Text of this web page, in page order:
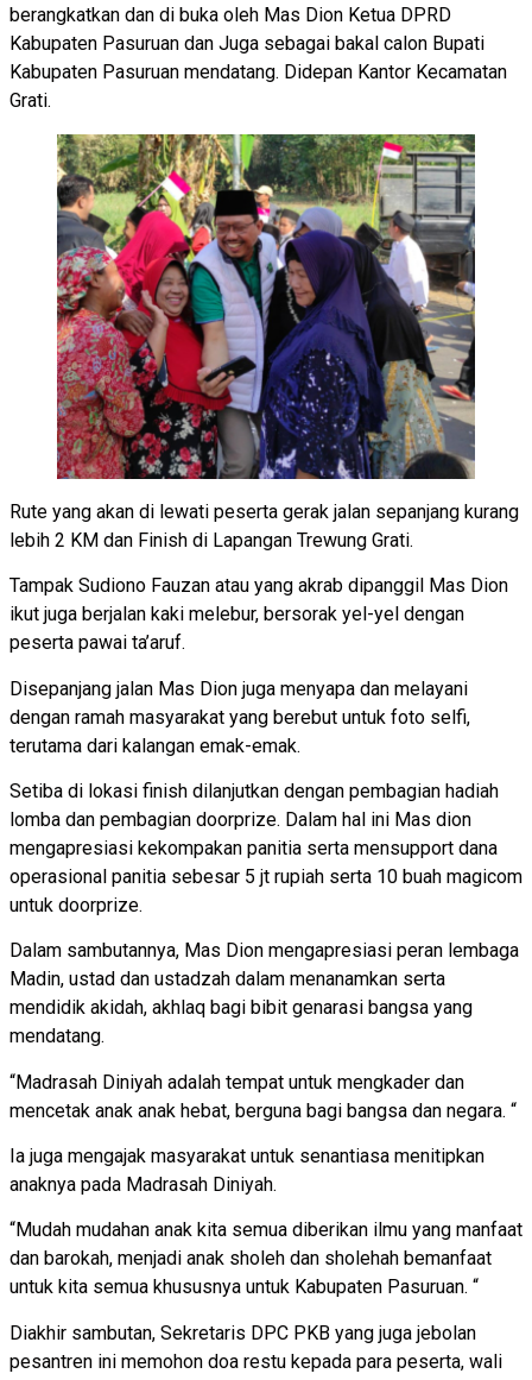
berangkatkan dan di buka oleh Mas Dion Ketua DPRD
Kabupaten Pasuruan dan Juga sebagai bakal calon Bupati
Kabupaten Pasuruan mendatang. Didepan Kantor Kecamatan
Grati.
Rute yang akan di lewati peserta gerak jalan sepanjang kurang
lebih 2 KM dan Finish di Lapangan Trewung Grati.
Tampak Sudiono Fauzan atau yang akrab dipanggil Mas Dion
ikut juga berjalan kaki melebur, bersorak yel-yel dengan
peserta pawai ta’aruf.
Disepanjang jalan Mas Dion juga menyapa dan melayani
dengan ramah masyarakat yang berebut untuk foto selfi,
terutama dari kalangan emak-emak.
Setiba di lokasi finish dilanjutkan dengan pembagian hadiah
lomba dan pembagian doorprize. Dalam hal ini Mas dion
mengapresiasi kekompakan panitia serta mensupport dana
operasional panitia sebesar 5 jt rupiah serta 10 buah magicom
untuk doorprize.
Dalam sambutannya, Mas Dion mengapresiasi peran lembaga
Madin, ustad dan ustadzah dalam menanamkan serta
mendidik akidah, akhlaq bagi bibit genarasi bangsa yang
mendatang.
“Madrasah Diniyah adalah tempat untuk mengkader dan
mencetak anak anak hebat, berguna bagi bangsa dan negara. “
Ia juga mengajak masyarakat untuk senantiasa menitipkan
anaknya pada Madrasah Diniyah.
“Mudah mudahan anak kita semua diberikan ilmu yang manfaat
dan barokah, menjadi anak sholeh dan sholehah bemanfaat
untuk kita semua khususnya untuk Kabupaten Pasuruan. “
Diakhir sambutan, Sekretaris DPC PKB yang juga jebolan
pesantren ini memohon doa restu kepada para peserta, wali